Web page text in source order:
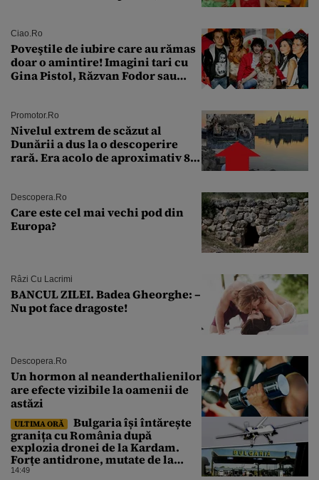
Ciao.ro
Poveştile de iubire care au rămas
doar o amintire! Imagini tari cu
Gina Pistol, Răzvan Fodor sau
Promotor.ro
Nivelul extrem de scăzut al
Dunării a dus la o descoperire
rară. Era acolo de aproximativ 80
Descopera.ro
Care este cel mai vechi pod din
Europa?
Râzi Cu Lacrimi
BANCUL ZILEI. Badea Gheorghe: –
Nu pot face dragoste!
Descopera.ro
Un hormon al neanderthalienilor
are efecte vizibile la oamenii de
astăzi
ULTIMA ORĂ
Bulgaria își întărește
granița cu România după
explozia dronei de la Kardam.
Forțe antidrone, mutate de la
frontiera cu Turcia
14:49